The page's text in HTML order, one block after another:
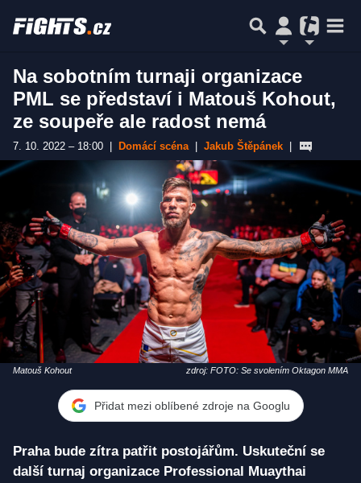
Na sobotním turnaji organizace
PML se představí i Matouš Kohout,
ze soupeře ale radost nemá
7. 10. 2022 – 18:00 Domácí scéna Jakub Štěpánek
Matouš Kohout zdroj: FOTO: Se svolením Oktagon MMA
Přidat mezi oblíbené zdroje na Googlu
Praha bude zítra patřit postojářům. Uskuteční se
další turnaj organizace Professional Muaythai